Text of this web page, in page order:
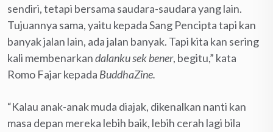
sendiri, tetapi bersama saudara-saudara yang lain.
Tujuannya sama, yaitu kepada Sang Pencipta tapi kan
banyak jalan lain, ada jalan banyak. Tapi kita kan sering
kali membenarkandalanku sek bener, begitu,” kata
Romo Fajar kepada BuddhaZine.
“Kalau anak-anak muda diajak, dikenalkan nanti kan
masa depan mereka lebih baik, lebih cerah lagi bila